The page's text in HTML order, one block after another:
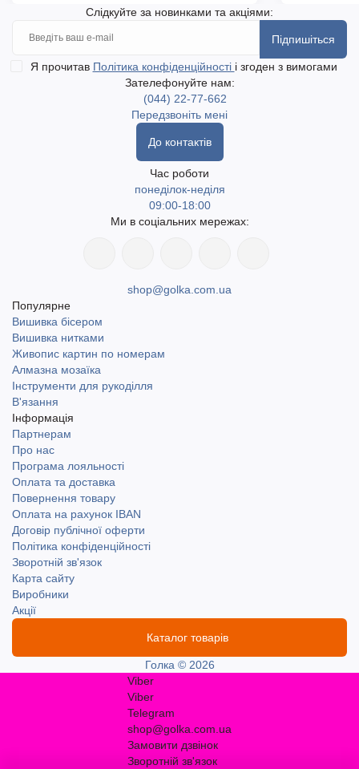
Слідкуйте за новинками та акціями:
Підпишіться
Я прочитав Політика конфіденційності і згоден з вимогами
Зателефонуйте нам:
(044) 22-77-662
Передзвоніть мені
До контактів
Час роботи
понеділок-неділя
09:00-18:00
Ми в соціальних мережах:
shop@golka.com.ua
Популярне
Вишивка бісером
Вишивка нитками
Живопис картин по номерам
Алмазна мозаїка
Інструменти для рукоділля
В'язання
Інформація
Партнерам
Про нас
Програма лояльності
Оплата та доставка
Повернення товару
Оплата на рахунок IBAN
Договір публічної оферти
Політика конфіденційності
Зворотній зв'язок
Карта сайту
Виробники
Акції
Каталог товарів
Голка © 2026
Viber
Viber
Telegram
shop@golka.com.ua
Замовити дзвінок
Зворотній зв'язок